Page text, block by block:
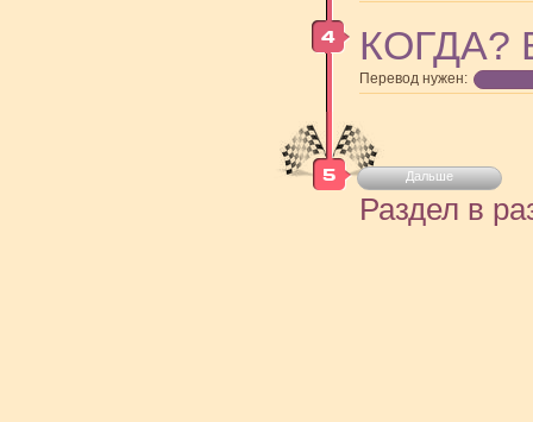
КОГДА?
Перевод нужен:
Дальше
Раздел в